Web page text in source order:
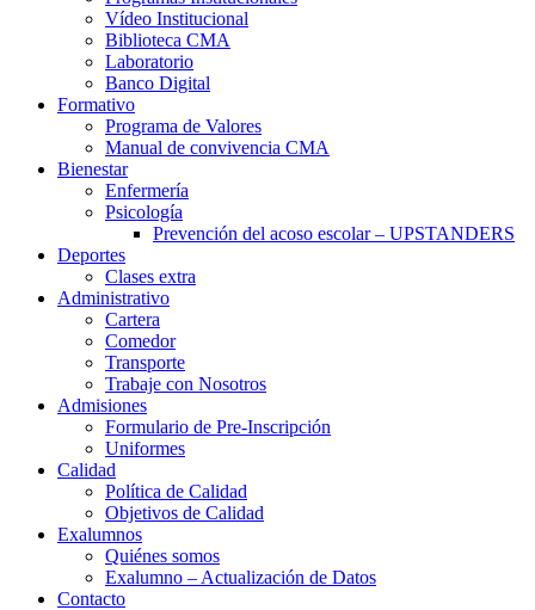
Vídeo Institucional
Biblioteca CMA
Laboratorio
Banco Digital
Formativo
Programa de Valores
Manual de convivencia CMA
Bienestar
Enfermería
Psicología
Prevención del acoso escolar – UPSTANDERS
Deportes
Clases extra
Administrativo
Cartera
Comedor
Transporte
Trabaje con Nosotros
Admisiones
Formulario de Pre-Inscripción
Uniformes
Calidad
Política de Calidad
Objetivos de Calidad
Exalumnos
Quiénes somos
Exalumno – Actualización de Datos
Contacto